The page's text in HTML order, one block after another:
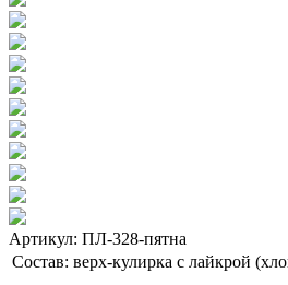
Артикул: ПЛ-328-пятна
Состав: верх-кулирка с лайкрой